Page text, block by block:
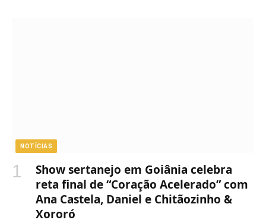
NOTÍCIAS
Show sertanejo em Goiânia celebra
reta final de “Coração Acelerado” com
Ana Castela, Daniel e Chitãozinho &
Xororó